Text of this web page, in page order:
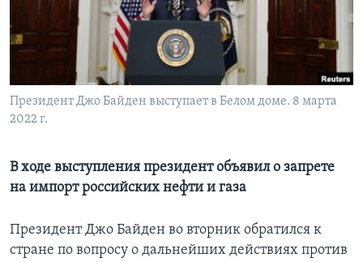
Learning English
СОЦИАЛЬНЫЕ СЕТИ
Президент Джо Байден выступает в Белом доме. 8 марта
2022 г.
В ходе выступления президент объявил о запрете
на импорт российских нефти и газа
Президент Джо Байден во вторник обратился к
стране по вопросу о дальнейших действиях против